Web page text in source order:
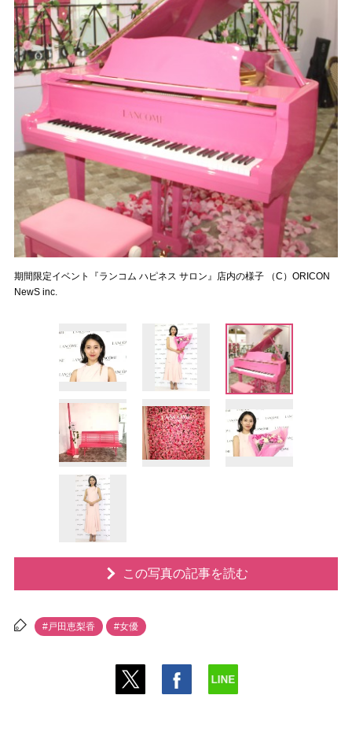
期間限定イベント『ランコム ハピネス サロン』店内の様子 （C）ORICON
NewS inc.
この写真の記事を読む
#戸田恵梨香 #女優